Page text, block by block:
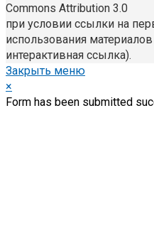
Commons Attribution 3.0
при условии ссылки на
использования
интерактивная ссылка).
Закрыть меню
×
Form has been submitted